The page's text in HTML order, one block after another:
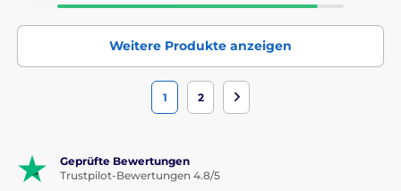
Weitere Produkte anzeigen
1 2
Geprüfte Bewertungen
Trustpilot-Bewertungen 4.8/5